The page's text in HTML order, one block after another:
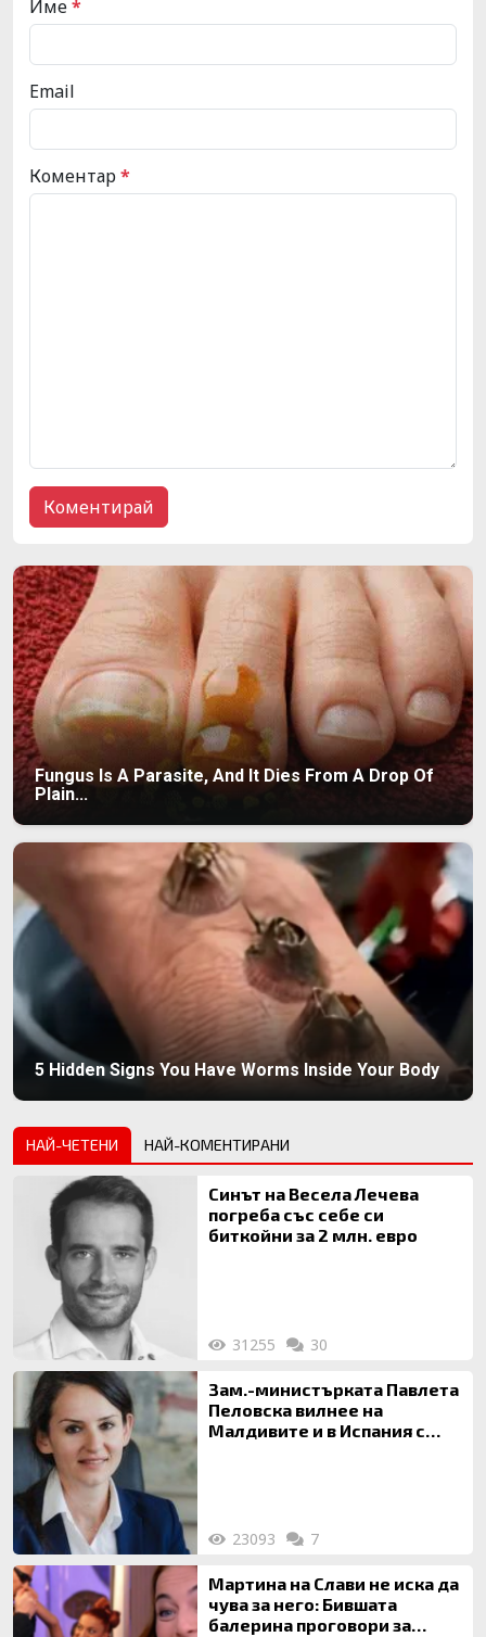
Име*
Email
Коментар*
Fungus Is A Parasite, And It Dies From A Drop Of
Plain...
5 Hidden Signs You Have Worms Inside Your Body
НАЙ-ЧЕТЕНИ НАЙ-КОМЕНТИРАНИ
Синът на Весела Лечева
погреба със себе си
биткойни за 2 млн. евро
31255 30
Зам.-министърката Павлета
Пеловска вилнее на
Малдивите и в Испания с
23093 7
Мартина на Слави не иска да
чува за него: Бившата
балерина проговори за